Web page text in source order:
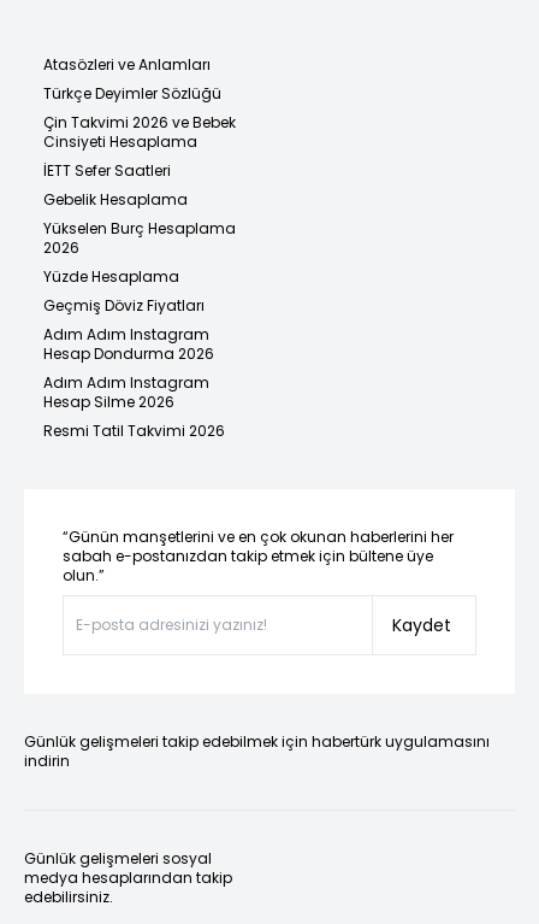
Atasözleri ve Anlamları
Türkçe Deyimler Sözlüğü
Çin Takvimi 2026 ve Bebek
Cinsiyeti Hesaplama
İETT Sefer Saatleri
Gebelik Hesaplama
Yükselen Burç Hesaplama
2026
Yüzde Hesaplama
Geçmiş Döviz Fiyatları
Adım Adım Instagram
Hesap Dondurma 2026
Adım Adım Instagram
Hesap Silme 2026
Resmi Tatil Takvimi 2026
“Günün manşetlerini ve en çok okunan haberlerini her
sabah e-postanızdan takip etmek için bültene üye
olun.”
Kaydet
Günlük gelişmeleri takip edebilmek için habertürk uygulamasını
indirin
Günlük gelişmeleri sosyal
medya hesaplarından takip
edebilirsiniz.